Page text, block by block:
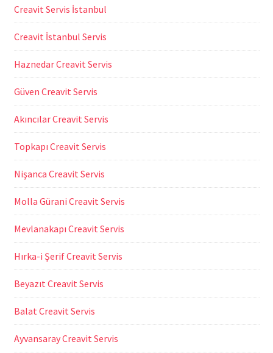
Creavit Servis İstanbul
Creavit İstanbul Servis
Haznedar Creavit Servis
Güven Creavit Servis
Akıncılar Creavit Servis
Topkapı Creavit Servis
Nişanca Creavit Servis
Molla Gürani Creavit Servis
Mevlanakapı Creavit Servis
Hırka-i Şerif Creavit Servis
Beyazıt Creavit Servis
Balat Creavit Servis
Ayvansaray Creavit Servis